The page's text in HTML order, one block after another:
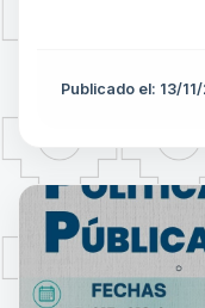
Publicado el: 13/